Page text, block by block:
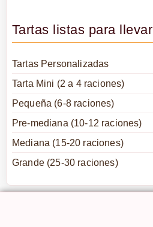
Tartas listas para llevar
Tartas Personalizadas
Tarta Mini (2 a 4 raciones)
Pequeña (6-8 raciones)
Pre-mediana (10-12 raciones)
Mediana (15-20 raciones)
Grande (25-30 raciones)